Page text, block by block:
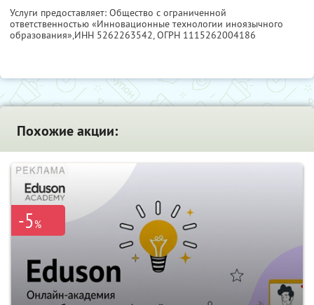
Услуги предоставляет: Общество с ограниченной
ответственностью «Инновационные технологии иноязычного
образования»,ИНН 5262263542, ОГРН 1115262004186
Похожие акции:
-5%